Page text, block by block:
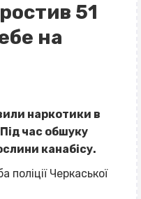
51
на
наркотики в
час обшуку
канабісу.
Черкаської